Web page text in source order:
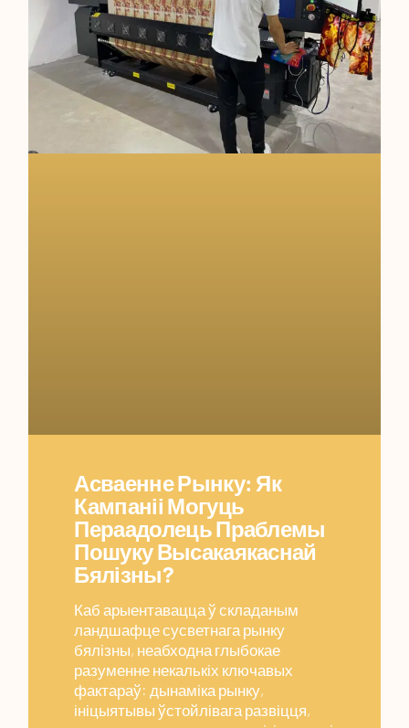
Асваенне Рынку: Як
Кампаніі Могуць
Пераадолець Праблемы
Пошуку Высакаякаснай
Бялізны?
Каб арыентавацца ў складаным
ландшафце сусветнага рынку
бялізны, неабходна глыбокае
разуменне некалькіх ключавых
фактараў: дынаміка рынку,
ініцыятывы ўстойлівага развіцця,